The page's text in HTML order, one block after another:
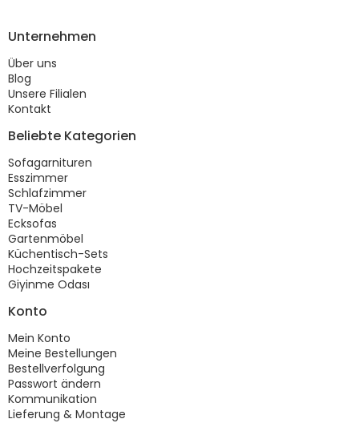
Unternehmen
Über uns
Blog
Unsere Filialen
Kontakt
Beliebte Kategorien
Sofagarnituren
Esszimmer
Schlafzimmer
TV-Möbel
Ecksofas
Gartenmöbel
Küchentisch-Sets
Hochzeitspakete
Giyinme Odası
Konto
Mein Konto
Meine Bestellungen
Bestellverfolgung
Passwort ändern
Kommunikation
Lieferung & Montage